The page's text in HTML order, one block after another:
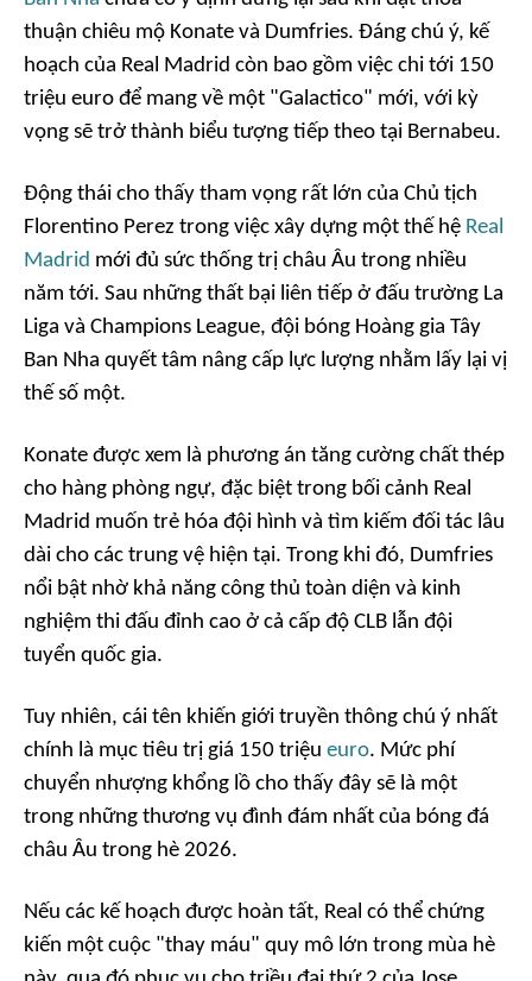
thuận chiêu mộ Konate và Dumfries. Đáng chú ý, kế
hoạch của Real Madrid còn bao gồm việc chi tới 150
triệu euro để mang về một "Galactico" mới, với kỳ
vọng sẽ trở thành biểu tượng tiếp theo tại Bernabeu.
Động thái cho thấy tham vọng rất lớn của Chủ tịch
Florentino Perez trong việc xây dựng một thế hệ Real
Madrid mới đủ sức thống trị châu Âu trong nhiều
năm tới. Sau những thất bại liên tiếp ở đấu trường La
Liga và Champions League, đội bóng Hoàng gia Tây
Ban Nha quyết tâm nâng cấp lực lượng nhằm lấy lại vị
thế số một.
Konate được xem là phương án tăng cường chất thép
cho hàng phòng ngự, đặc biệt trong bối cảnh Real
Madrid muốn trẻ hóa đội hình và tìm kiếm đối tác lâu
dài cho các trung vệ hiện tại. Trong khi đó, Dumfries
nổi bật nhờ khả năng công thủ toàn diện và kinh
nghiệm thi đấu đỉnh cao ở cả cấp độ CLB lẫn đội
tuyển quốc gia.
Tuy nhiên, cái tên khiến giới truyền thông chú ý nhất
chính là mục tiêu trị giá 150 triệu euro. Mức phí
chuyển nhượng khổng lồ cho thấy đây sẽ là một
trong những thương vụ đình đám nhất của bóng đá
châu Âu trong hè 2026.
Nếu các kế hoạch được hoàn tất, Real có thể chứng
kiến một cuộc "thay máu" quy mô lớn trong mùa hè